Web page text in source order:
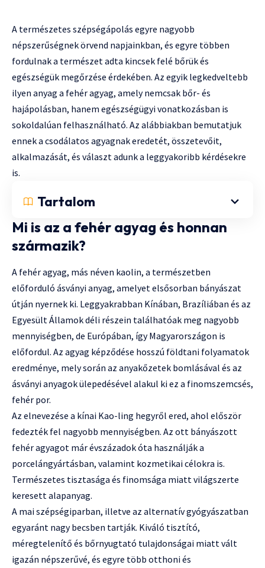
A természetes szépségápolás egyre nagyobb
népszerűségnek örvend napjainkban, és egyre többen
fordulnak a természet adta kincsek felé bőrük és
egészségük megőrzése érdekében. Az egyik legkedveltebb
ilyen anyag a fehér agyag, amely nemcsak bőr- és
hajápolásban, hanem egészségügyi vonatkozásban is
sokoldalúan felhasználható. Az alábbiakban bemutatjuk
ennek a csodálatos agyagnak eredetét, összetevőit,
alkalmazását, és választ adunk a leggyakoribb kérdésekre
is.
Tartalom
Mi is az a fehér agyag és honnan
származik?
A fehér agyag, más néven kaolin, a természetben
előforduló ásványi anyag, amelyet elsősorban bányászat
útján nyernek ki. Leggyakrabban Kínában, Brazíliában és az
Egyesült Államok déli részein találhatóak meg nagyobb
mennyiségben, de Európában, így Magyarországon is
előfordul. Az agyag képződése hosszú földtani folyamatok
eredménye, mely során az anyakőzetek bomlásával és az
ásványi anyagok ülepedésével alakul ki ez a finomszemcsés,
fehér por.
Az elnevezése a kínai Kao-ling hegyről ered, ahol először
fedezték fel nagyobb mennyiségben. Az ott bányászott
fehér agyagot már évszázadok óta használják a
porcelángyártásban, valamint kozmetikai célokra is.
Természetes tisztasága és finomsága miatt világszerte
keresett alapanyag.
A mai szépségiparban, illetve az alternatív gyógyászatban
egyaránt nagy becsben tartják. Kiváló tisztító,
méregtelenítő és bőrnyugtató tulajdonságai miatt vált
igazán népszerűvé, és egyre több otthoni és